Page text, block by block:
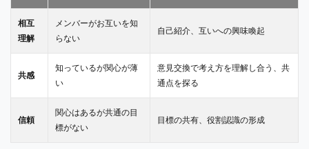
相互
理解
メンバーがお互いを知
らない
自己紹介、互いへの興味喚起
共感
知っているが関心が薄
い
意見交換で考え方を理解し合う、共
通点を探る
信頼
関心はあるが共通の目
標がない
目標の共有、役割認識の形成